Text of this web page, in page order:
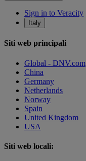
Sign in to Veracity
Italy
Siti web principali
Global - DNV.com
China
Germany
Netherlands
Norway
Spain
United Kingdom
USA
Siti web locali: